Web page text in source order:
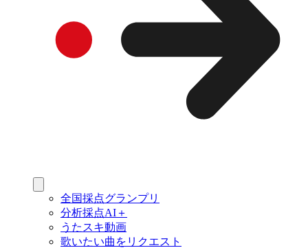
全国採点グランプリ
分析採点AI＋
うたスキ動画
歌いたい曲をリクエスト